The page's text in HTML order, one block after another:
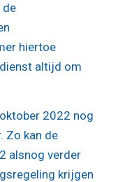
de
hiertoe
altijd om
2022 nog
Zo kan de
alsnog verder
krijgen